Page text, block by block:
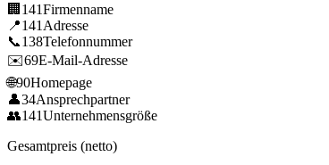
🏢 141Firmenname
📍141 Adresse
📞138Telefonnummer
✉️69E-Mail-Adresse
🌐90Homepage
👤34Ansprechpartner
👥141Unternehmensgröße
Gesamtpreis (netto)